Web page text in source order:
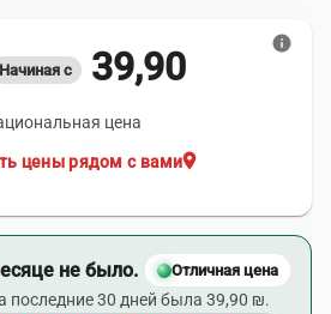
Начиная с 39,90 ₪
цена
location_on
цены рядом с вами
info
не было. Отличная цена
последние 30 дней была 39,90 ₪.